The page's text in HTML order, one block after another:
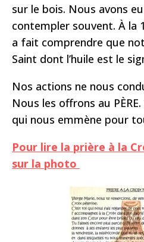
sur le bois. Nous avons
contempler souvent. À la
a fait comprendre que
Saint dont l’huile est le
Nos actions ne nous
Nous les offrons au PÈRE.
qui nous emmène pour
Pour lire la prière à la
sur la photo